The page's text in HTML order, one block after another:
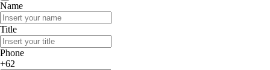
Name
Title
Phone
+62